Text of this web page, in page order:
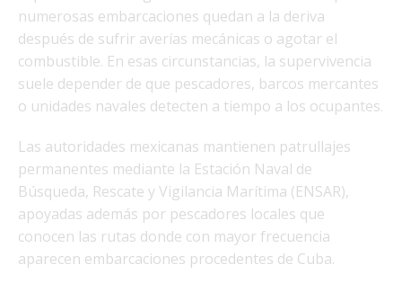
numerosas embarcaciones quedan a la deriva
después de sufrir averías mecánicas o agotar el
combustible. En esas circunstancias, la supervivencia
suele depender de que pescadores, barcos mercantes
o unidades navales detecten a tiempo a los ocupantes.
Las autoridades mexicanas mantienen patrullajes
permanentes mediante la Estación Naval de
Búsqueda, Rescate y Vigilancia Marítima (ENSAR),
apoyadas además por pescadores locales que
conocen las rutas donde con mayor frecuencia
aparecen embarcaciones procedentes de Cuba.